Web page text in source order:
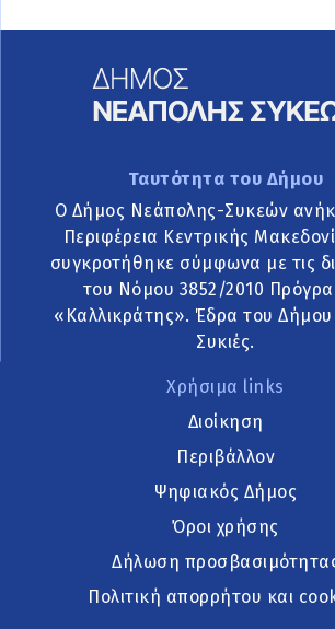
Ταυτότητα του Δήμου
Ο Δήμος Νεάπολης-Συκεών
Περιφέρεια Κεντρικής
συγκροτήθηκε σύμφωνα με τις
του Νόμου 3852/2010
«Καλλικράτης». Έδρα του Δήμου
Συκιές.
Χρήσιμα links
Διοίκηση
Περιβάλλον
Ψηφιακός Δήμος
Όροι χρήσης
Δήλωση
Πολιτική απορρήτου και